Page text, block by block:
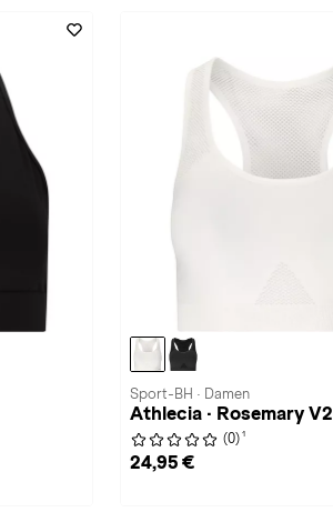
Sport-BH · Damen
Athlecia · Rosemary V2
(0) 1
24,95 €